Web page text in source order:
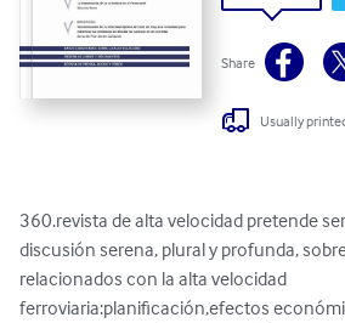
Share
Usually
360.revista de alta velocidad pretende
discusión serena, plural y profunda,
relacionados con la alta velocidad
ferroviaria:planificación,efectos